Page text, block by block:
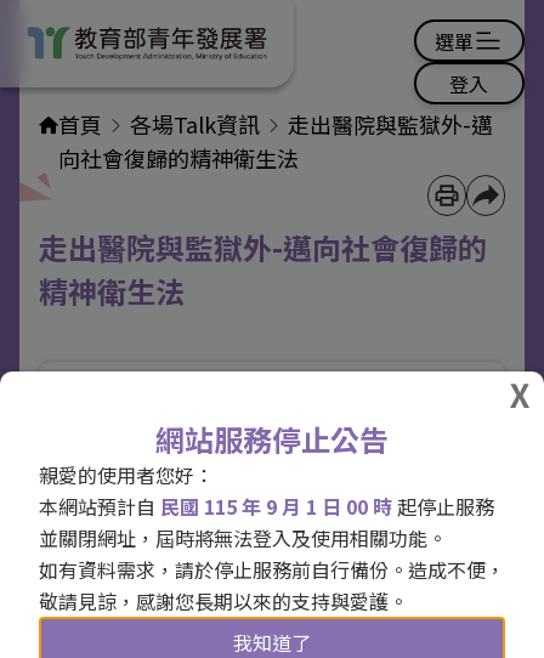
登入
選單
網站服務停止公告
親愛的使用者您好：
本網站預計自 民國 115 年 9 月 1 日 00 時起停止服務
並關閉網址，屆時將無法登入及使用相關功能。
如有資料需求，請於停止服務前自行備份。造成不便，
敬請見諒，感謝您長期以來的支持與愛護。
我知道了
首頁 各場Talk資訊
走出醫院與監獄外-邁
向社會復歸的精神衛生法
走出醫院與監獄外-邁向社會復歸的
精神衛生法